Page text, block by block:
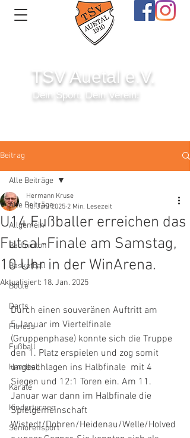
TSV Auetal e.V.
Dein Sport. Dein Verein!
Beitrag
Alle Beiträge
Allgemein
Badminton
Basketball
Boule
Darts
Fitness
Fußball
Handball
Karate
Kinderturnen
Seniorensport
Alle Beiträge
U14 Fußballer erreichen das
Futsal-Finale am Samstag,
10 Uhr in der WinArena.
Hermann Kruse
15. Jan. 2025 2 Min. Lesezeit
Aktualisiert: 18. Jan. 2025
Durch einen souveränen Auftritt am
5.Januar im Viertelfinale
(Gruppenphase) konnte sich die Truppe
den 1. Platz erspielen und zog somit
ungeschlagen ins Halbfinale  mit 4
Siegen und 12:1 Toren ein. Am 11.
Januar war dann im Halbfinale die
Spielgemeinschaft
Wistedt/Dohren/Heidenau/Welle/Holved